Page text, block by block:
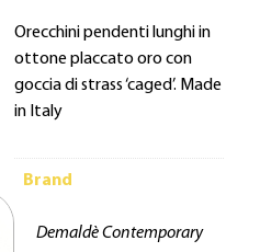
Orecchini pendenti lunghi in
ottone placcato oro con
goccia di strass ‘caged’. Made
in Italy
Brand
Demaldè Contemporary